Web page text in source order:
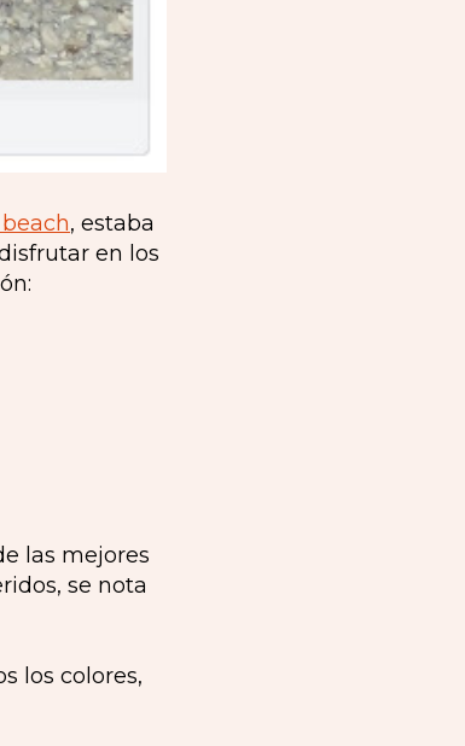
, estaba
en los
las mejores
se nota
los colores,